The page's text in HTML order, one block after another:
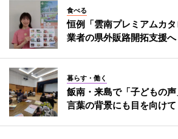
食べる
恒例「雲南プレミアムカ
業者の県外販路開拓支援へ
暮らす・働く
飯南・来島で「子どもの
言葉の背景にも目を向けて